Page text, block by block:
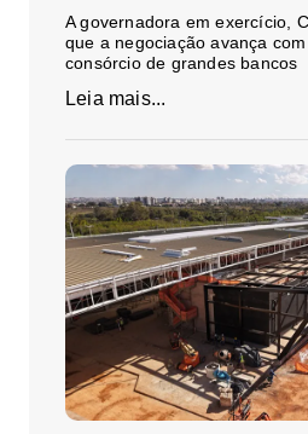
A governadora em exercício,
que a negociação avança
consórcio de grandes bancos
Leia mais...